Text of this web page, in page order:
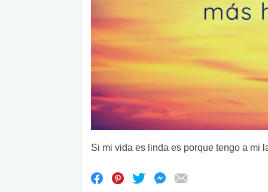
Si mi vida es linda es porque tengo a mi